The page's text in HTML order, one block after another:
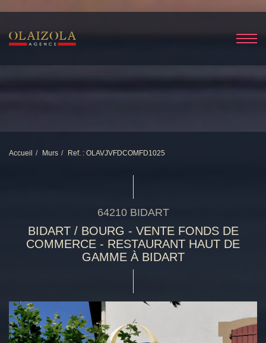
Accueil Murs Ref. : OLAVJVFDCOMFD1025
64210 BIDART
BIDART / BOURG - VENTE FONDS DE
COMMERCE - RESTAURANT HAUT DE
GAMME À BIDART